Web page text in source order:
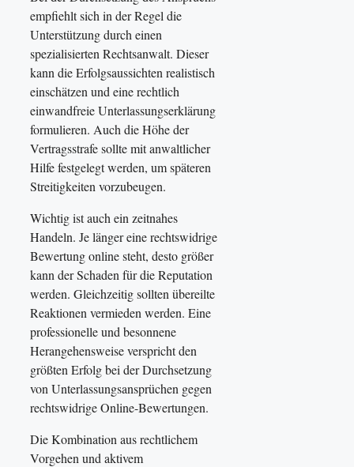
empfiehlt sich in der Regel die
Unterstützung durch einen
spezialisierten Rechtsanwalt. Dieser
kann die Erfolgsaussichten realistisch
einschätzen und eine rechtlich
einwandfreie Unterlassungserklärung
formulieren. Auch die Höhe der
Vertragsstrafe sollte mit anwaltlicher
Hilfe festgelegt werden, um späteren
Streitigkeiten vorzubeugen.
Wichtig ist auch ein zeitnahes
Handeln. Je länger eine rechtswidrige
Bewertung online steht, desto größer
kann der Schaden für die Reputation
werden. Gleichzeitig sollten übereilte
Reaktionen vermieden werden. Eine
professionelle und besonnene
Herangehensweise verspricht den
größten Erfolg bei der Durchsetzung
von Unterlassungsansprüchen gegen
rechtswidrige Online-Bewertungen.
Die Kombination aus rechtlichem
Vorgehen und aktivem